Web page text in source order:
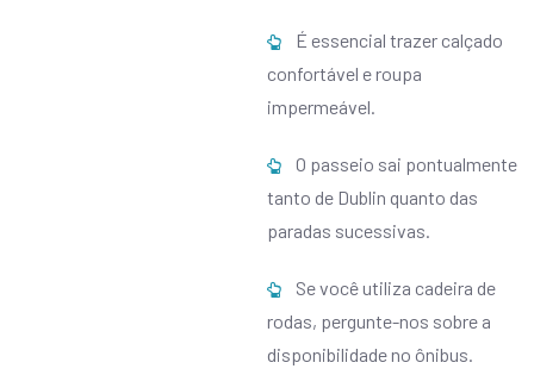
É essencial trazer calçado
confortável e roupa
impermeável.
O passeio sai pontualmente
tanto de Dublin quanto das
paradas sucessivas.
Se você utiliza cadeira de
rodas, pergunte-nos sobre a
disponibilidade no ônibus.